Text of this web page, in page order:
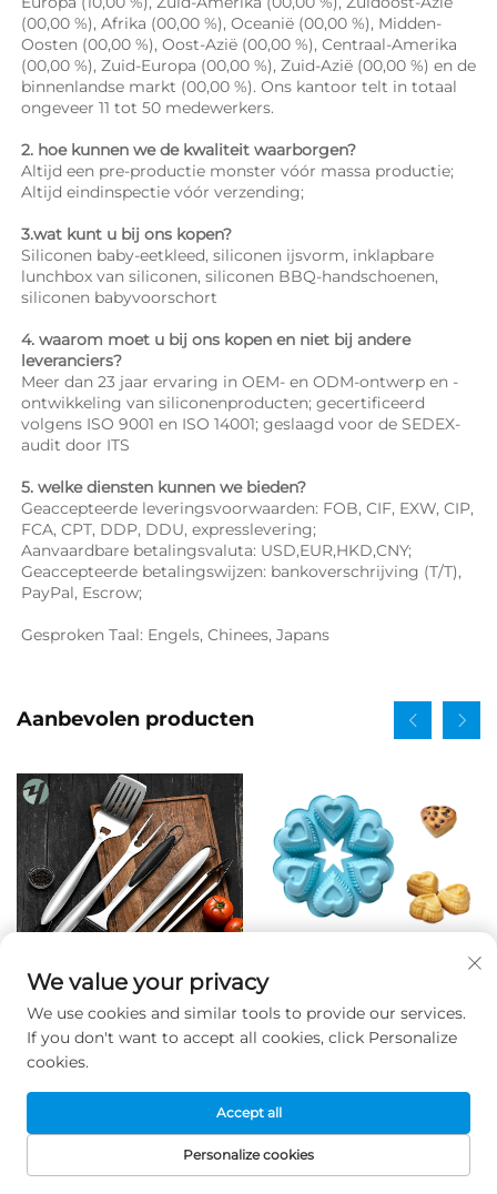
(00,00 %), Afrika (00,00 %), Oceanië (00,00 %), Midden-
Oosten (00,00 %), Oost-Azië (00,00 %), Centraal-Amerika
(00,00 %), Zuid-Europa (00,00 %), Zuid-Azië (00,00 %) en de
binnenlandse markt (00,00 %). Ons kantoor telt in totaal
ongeveer 11 tot 50 medewerkers.
2. hoe kunnen we de kwaliteit waarborgen?
Altijd een pre-productie monster vóór massa productie;
Altijd eindinspectie vóór verzending;
3.wat kunt u bij ons kopen?
Siliconen baby-eetkleed, siliconen ijsvorm, inklapbare
lunchbox van siliconen, siliconen BBQ-handschoenen,
siliconen babyvoorschort
4. waarom moet u bij ons kopen en niet bij andere
leveranciers?
Meer dan 23 jaar ervaring in OEM- en ODM-ontwerp en -
ontwikkeling van siliconenproducten; gecertificeerd
volgens ISO 9001 en ISO 14001; geslaagd voor de SEDEX-
audit door ITS
5. welke diensten kunnen we bieden?
Geaccepteerde leveringsvoorwaarden: FOB, CIF, EXW, CIP,
FCA, CPT, DDP, DDU, expresslevering;
Aanvaardbare betalingsvaluta: USD,EUR,HKD,CNY;
Geaccepteerde betalingswijzen: bankoverschrijving (T/T),
PayPal, Escrow;
Gesproken Taal: Engels, Chinees, Japans
Aanbevolen producten
Groothandel, op maat
gemaakte roestvrijstalen
olieborstel
taartvorm met 6 holten in
hartvormige vakken
We value your privacy
We use cookies and similar tools to provide our services.
If you don't want to accept all cookies, click Personalize
cookies.
Personalize cookies
Accept all